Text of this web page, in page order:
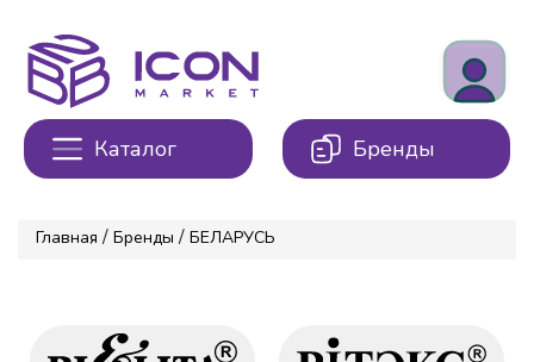
Каталог Бренды
Главная / Бренды / БЕЛАРУСЬ